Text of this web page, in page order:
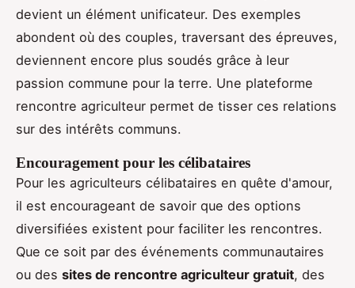
devient un élément unificateur. Des exemples
abondent où des couples, traversant des épreuves,
deviennent encore plus soudés grâce à leur
passion commune pour la terre. Une plateforme
rencontre agriculteur permet de tisser ces relations
sur des intérêts communs.
Encouragement pour les célibataires
Pour les agriculteurs célibataires en quête d'amour,
il est encourageant de savoir que des options
diversifiées existent pour faciliter les rencontres.
Que ce soit par des événements communautaires
ou des sites de rencontre agriculteur gratuit, des